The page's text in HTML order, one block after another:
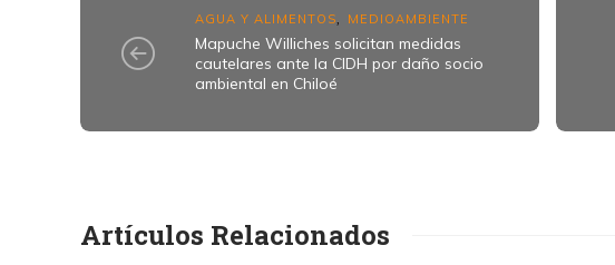
AGUA Y ALIMENTOS MEDIOAMBIENTE
Mapuche Williches solicitan medidas
cautelares ante la CIDH por daño socio
ambiental en Chiloé
Artículos Relacionados